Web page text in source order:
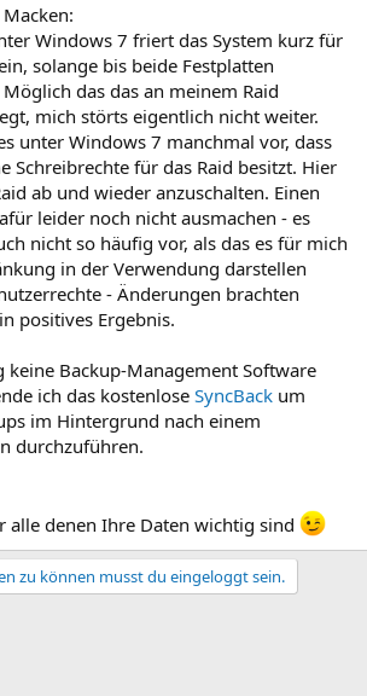
Windows 7 friert das System kurz für
solange bis beide Festplatten
das das an meinem Raid
mich störts eigentlich nicht weiter.
unter Windows 7 manchmal vor, dass
Schreibrechte für das Raid besitzt. Hier
ab und wieder anzuschalten. Einen
leider noch nicht ausmachen - es
nicht so häufig vor, als das es für mich
in der Verwendung darstellen
- Änderungen brachten
positives Ergebnis.
keine Backup-Management Software
ich das kostenlose SyncBack um
im Hintergrund nach einem
durchzuführen.
alle denen Ihre Daten wichtig sind
zu können musst du eingeloggt sein.